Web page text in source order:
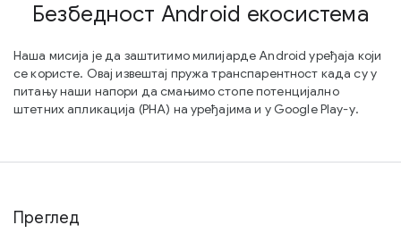
Безбедност Android екосистема
Наша мисија је да заштитимо милијарде Android уређаја који
се користе. Овај извештај пружа транспарентност када су у
питању наши напори да смањимо стопе потенцијално
штетних апликација (PHA) на уређајима и у Google Play-у.
Преглед